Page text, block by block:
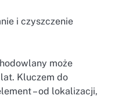
i czyszczenie
może
Kluczem do
– od lokalizacji,